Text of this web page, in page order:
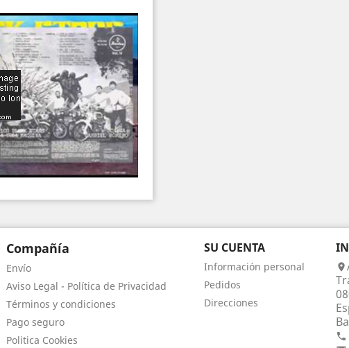
Compañía
Envío
Aviso Legal - Política de Privacidad
Términos y condiciones
Pago seguro
Politica Cookies
SU CUENTA
Información personal
Pedidos
Direcciones

